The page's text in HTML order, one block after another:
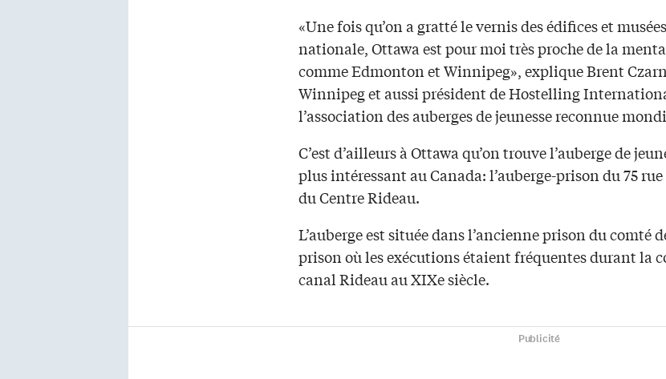
«Une fois qu’on a gratté le vernis des édifices et
nationale, Ottawa est pour moi très proche de la
comme Edmonton et Winnipeg», explique Brent
Winnipeg et aussi président de Hostelling
l’association des auberges de jeunesse reconnue
C’est d’ailleurs à Ottawa qu’on trouve l’auberge de
plus intéressant au Canada: l’auberge-prison du 75
du Centre Rideau.
L’auberge est située dans l’ancienne prison du comté
prison où les exécutions étaient fréquentes durant la
canal Rideau au XIXe siècle.
Publicité